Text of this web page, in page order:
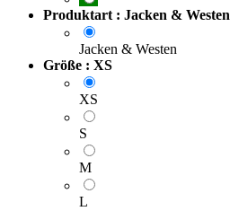
Produktart : Jacken & Westen
Jacken & Westen
Größe : XS
XS
S
M
L